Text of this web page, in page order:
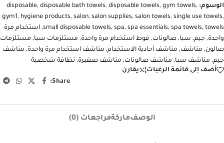
الوسوم:
disposable, disposable bath towels, disposable towels, gym towels,
gym1, hygiene products, salon, salon supplies, salon towels, single use towels,
small disposable towels, spa, spa essentials, spa towels, towels
, استخدام مرة
واحدة, جيم, سبا, صالونات, فوط استخدام مرة واحدة, مستلزمات سبا, مستلزمات
صالون, مناشف, مناشف أحادية الاستخدام, مناشف استخدام مرة واحدة, مناشف
جيم, مناشف سبا, مناشف صالونات, مناشف صغيرة, نظافة شخصية
أضف إلى قائمة الرغبات
يقارن
Share:
الوصفماركةمراجعات (0)